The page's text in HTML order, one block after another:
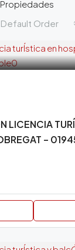
Default Order
LICENCIA
–